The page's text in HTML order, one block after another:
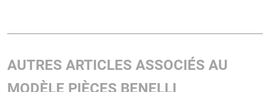
AUTRES ARTICLES ASSOCIÉS AU